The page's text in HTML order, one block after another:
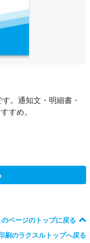
。通知文・明細書・
すめ。
のページのトップに戻る
刷のラクスルトップへ戻る